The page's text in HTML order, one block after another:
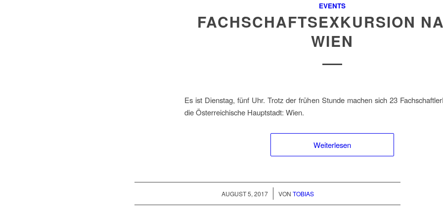
EVENTS
FACHSCHAFTSEXKURSION
WIEN
Es ist Dienstag, fünf Uhr. Trotz der frühen Stunde machen sich 23
die Österreichische Hauptstadt: Wien.
Weiterlesen
AUGUST 5, 2017
/ VON TOBIAS